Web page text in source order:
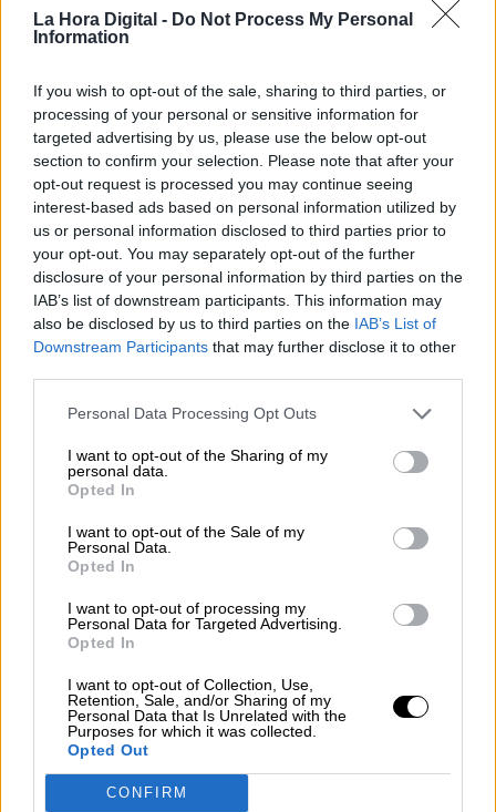
La Hora Digital - Do Not Process My Personal
Information
If you wish to opt-out of the sale, sharing to third parties, or
processing of your personal or sensitive information for
targeted advertising by us, please use the below opt-out
section to confirm your selection. Please note that after your
opt-out request is processed you may continue seeing
interest-based ads based on personal information utilized by
us or personal information disclosed to third parties prior to
your opt-out. You may separately opt-out of the further
disclosure of your personal information by third parties on the
IAB’s list of downstream participants. This information may
also be disclosed by us to third parties on the IAB’s List of
Downstream Participants that may further disclose it to other
Personal Data Processing Opt Outs
I want to opt-out of the Sharing of my
personal data.
Opted In
I want to opt-out of the Sale of my
Personal Data.
Opted In
I want to opt-out of processing my
Personal Data for Targeted Advertising.
Opted In
I want to opt-out of Collection, Use,
Retention, Sale, and/or Sharing of my
Personal Data that Is Unrelated with the
Purposes for which it was collected.
Opted Out
CONFIRM
Por
Álvaro Frutos Rosado y Gabinete
Geopolítica de Crisis
Reconquista leonesa
Por Carlos Miranda
Clara Campoamor: Mi sueño,
mi pesadilla
Por María Pérez Herrero
NOTICIAS MAS VISTAS
LOCO MUNDO SALUD,CONSUMO, BIENESTAR
Wuhan realiza pruebas en plena calle
para confinar el virus
El primer foco de infección mundial del
Con tan solo 644 casos hospitalizados, la ciudad
china parece haber pasado la enfermedad. Sin
embargo, las autoridades siguen temiendo un
repunte al volver a la normalidad, por lo que las